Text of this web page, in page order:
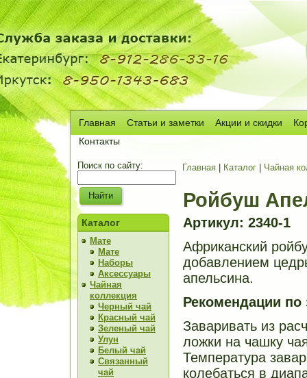
Главная Статьи и заметки Акции и скидки
Контакты
Поиск по сайту:
Каталог
Мате
Мате
Наборы
Аксессуары
Чайная
коллекция
Черный чай
Красный чай
Зеленый чай
Улун
Белый чай
Связанный
чай
Главная Каталог Чайная
Ройбуш
Артикул: 2340-1
Африканский
добавлением
апельсина.
Рекомендации
Заваривать из
ложки на чашку
Температура
колебаться в